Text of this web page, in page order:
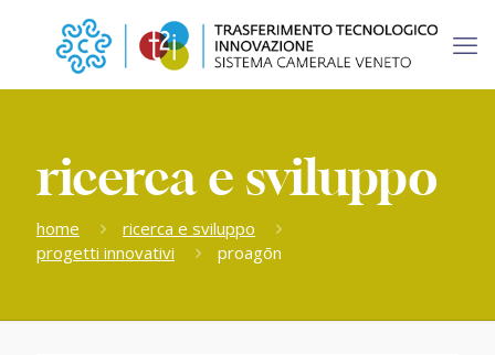
ricerca e sviluppo
home
ricerca e sviluppo
progetti innovativi
proagōn